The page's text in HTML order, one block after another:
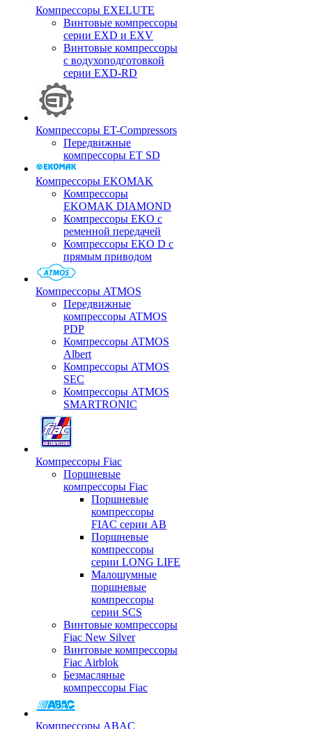
Компрессоры EXELUTE
Винтовые компрессоры
серии EXD и EXV
Винтовые компрессоры
с водухоподготовкой
серии EXD-RD
Компрессоры ET-Compressors
Передвижные
компрессоры ET SD
Компрессоры EKOMAK
Компрессоры
EKOMAK DIAMOND
Компрессоры EKO c
ременной передачей
Компрессоры EKO D с
прямым приводом
Компрессоры ATMOS
Передвижные
компрессоры ATMOS
PDP
Компрессоры ATMOS
Albert
Компрессоры ATMOS
SEC
Компрессоры ATMOS
SMARTRONIC
Компрессоры Fiac
Поршневые
компрессоры Fiac
Поршневые
компрессоры
FIAC серии AB
Поршневые
компрессоры
серии LONG LIFE
Малошумные
поршневые
компрессоры
серии SCS
Винтовые компрессоры
Fiac New Silver
Винтовые компрессоры
Fiac Airblok
Безмасляные
компрессоры Fiac
Компрессоры ABAC